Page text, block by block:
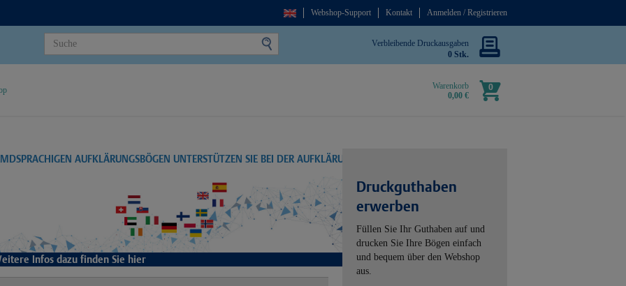
Webshop-Support Kontakt Anmelden / Registrieren
Verbleibende Druckausgaben
0 Stk.
Warenkorb
0,00 €
0
AUFKLÄRUNGSBÖGEN UNTERSTÜTZEN SIE BEI DER AUFKLÄRUNG
Infos dazu finden Sie hier
Druckguthaben
erwerben
Füllen Sie Ihr Guthaben auf und
drucken Sie Ihre Bögen einfach
und bequem über den Webshop
aus.